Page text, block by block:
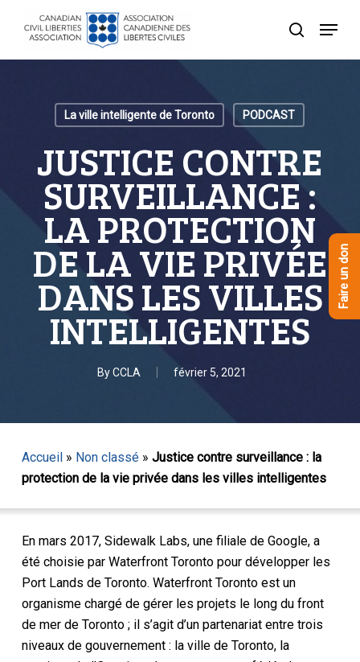
recherche
Menu
La ville intelligente de Toronto PODCAST
JUSTICE CONTRE
SURVEILLANCE :
LA PROTECTION
DE LA VIE PRIVÉE
DANS LES VILLES
INTELLIGENTES
ByCCLA février 5, 2021
Accueil» Non classé» Justice contre surveillance : la
protection de la vie privée dans les villes intelligentes
En mars 2017, Sidewalk Labs, une filiale de Google, a
été choisie par Waterfront Toronto pour développer les
Port Lands de Toronto. Waterfront Toronto est un
organisme chargé de gérer les projets le long du front
de mer de Toronto ; il s’agit d’un partenariat entre trois
niveaux de gouvernement : la ville de Toronto, la
Faire un don